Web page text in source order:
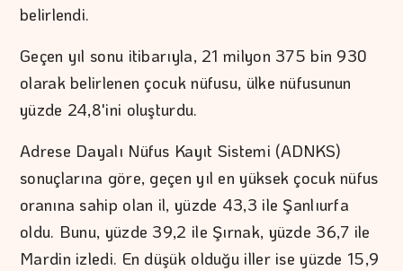
belirlendi.
Geçen yıl sonu itibarıyla, 21 milyon 375 bin 930
olarak belirlenen çocuk nüfusu, ülke nüfusunun
yüzde 24,8'ini oluşturdu.
Adrese Dayalı Nüfus Kayıt Sistemi (ADNKS)
sonuçlarına göre, geçen yıl en yüksek çocuk nüfus
oranına sahip olan il, yüzde 43,3 ile Şanlıurfa
oldu. Bunu, yüzde 39,2 ile Şırnak, yüzde 36,7 ile
Mardin izledi. En düşük olduğu iller ise yüzde 15,9